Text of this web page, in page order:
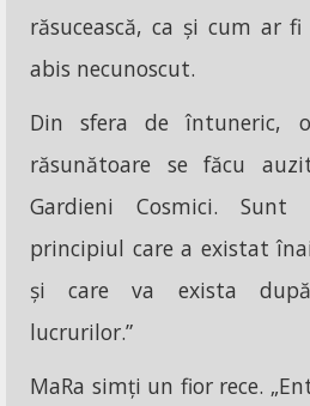
răsucească, ca și cum ar
abis necunoscut.
Din sfera de întuneric,
răsunătoare se făcu
Gardieni Cosmici. Sunt
principiul care a existat
și care va exista
lucrurilor.”
MaRa simți un fior rece.